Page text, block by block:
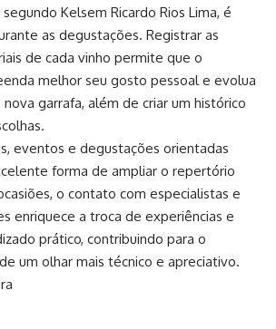
Kelsem Ricardo Rios Lima, é
as degustações. Registrar as
de cada vinho permite que o
melhor seu gosto pessoal e evolua
garrafa, além de criar um histórico
eventos e degustações orientadas
forma de ampliar o repertório
o contato com especialistas e
enriquece a troca de experiências e
prático, contribuindo para o
um olhar mais técnico e apreciativo.